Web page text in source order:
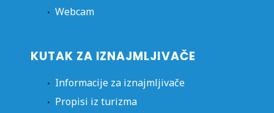
Webcam
KUTAK ZA IZNAJMLJIVAČE
Informacije za iznajmljivače
Propisi iz turizma